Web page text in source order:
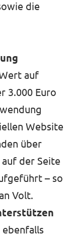
die
auf
3.000 Euro
Website
über
der Seite
– so
Volt.